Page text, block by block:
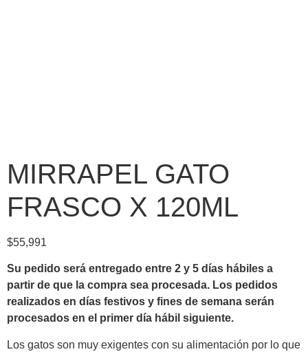
MIRRAPEL GATO
FRASCO X 120ML
$55,991
Su pedido será entregado entre 2 y 5 días hábiles a
partir de que la compra sea procesada. Los pedidos
realizados en días festivos y fines de semana serán
procesados en el primer día hábil siguiente.
Los gatos son muy exigentes con su alimentación por lo que